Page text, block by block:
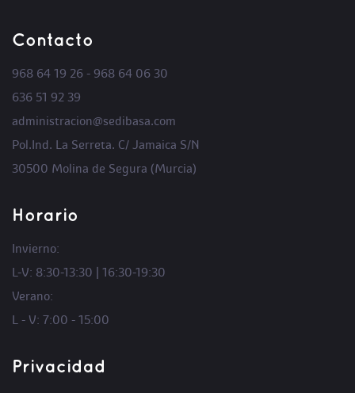
Contacto
968 64 19 26 - 968 64 06 30
636 51 92 39
administracion@sedibasa.com
Pol.Ind. La Serreta. C/ Jamaica S/N
30500 Molina de Segura (Murcia)
Horario
Invierno:
L-V: 8:30-13:30 | 16:30-19:30
Verano:
L - V: 7:00 - 15:00
Privacidad